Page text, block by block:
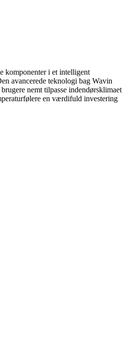
komponenter i et intelligent
avancerede teknologi bag Wavin
nemt tilpasse indendørsklimaet
en værdifuld investering